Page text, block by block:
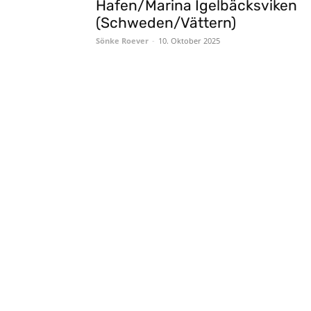
Hafen/Marina Igelbäcksviken
(Schweden/Vättern)
Sönke Roever - 10. Oktober 2025